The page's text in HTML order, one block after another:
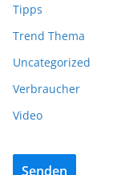
Tipps
Trend Thema
Uncategorized
Verbraucher
Video
Senden